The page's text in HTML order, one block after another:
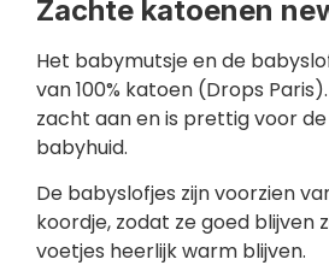
Zachte katoenen
Het babymutsje en de
van 100% katoen (Drops
zacht aan en is prettig voor
babyhuid.
De babyslofjes zijn voorzien
koordje, zodat ze goed blijven
voetjes heerlijk warm blijven.